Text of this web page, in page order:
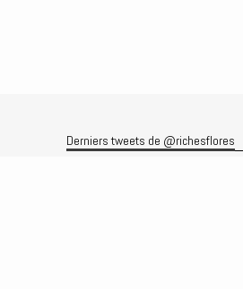
Derniers tweets de @richesflores